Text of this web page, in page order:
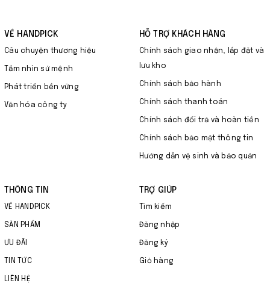
VỀ HANDPICK
Câu chuyện thương hiệu
Tầm nhìn sứ mệnh
Phát triển bền vững
Văn hóa công ty
HỖ TRỢ KHÁCH HÀNG
Chính sách giao nhận, lắp đặt và
lưu kho
Chính sách bảo hành
Chính sách thanh toán
Chính sách đổi trả và hoàn tiền
Chính sách bảo mật thông tin
Hướng dẫn vệ sinh và bảo quản
THÔNG TIN
VỀ HANDPICK
SẢN PHẨM
ƯU ĐÃI
TIN TỨC
LIÊN HỆ
TRỢ GIÚP
Tìm kiếm
Đăng nhập
Đăng ký
Giỏ hàng